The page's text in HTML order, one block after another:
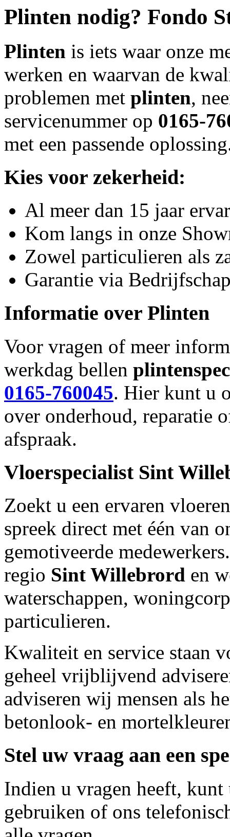
Plinten nodig? Fondo
Plinten is iets waar onze
werken en waarvan de
problemen met plinten,
servicenummer op 0165-
met een passende
Kies voor zekerheid:
Al meer dan 15 jaar
Kom langs in onze
Zowel particulieren als
Garantie via
Informatie over Plinten
Voor vragen of meer
werkdag bellen plinten
0165-760045. Hier kunt u
over onderhoud, reparatie
afspraak.
Vloerspecialist Sint
Zoekt u een ervaren
spreek direct met één van
gemotiveerde
regio Sint Willebrord en
waterschappen,
particulieren.
Kwaliteit en service staan
geheel vrijblijvend
adviseren wij mensen als
betonlook- en
Stel uw vraag aan een
Indien u vragen heeft,
gebruiken of ons